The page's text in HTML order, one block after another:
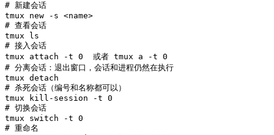
# 新建会话
# 查看会话
# 接入会话
tmux attach -t 0
  或者 tmux a -t
0
# 分离会话：退出窗口，会话和进程仍然在执行
# 杀死会话（编号和名称都可以）
tmux kill-session -t 0
# 切换会话
tmux switch -t 0
# 重命名